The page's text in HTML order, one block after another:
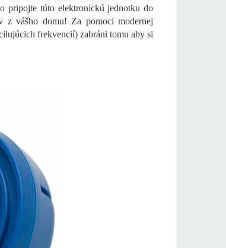
pripojte túto elektronickú jednotku do
z vášho domu! Za pomoci modernej
frekvencií) zabráni tomu aby si